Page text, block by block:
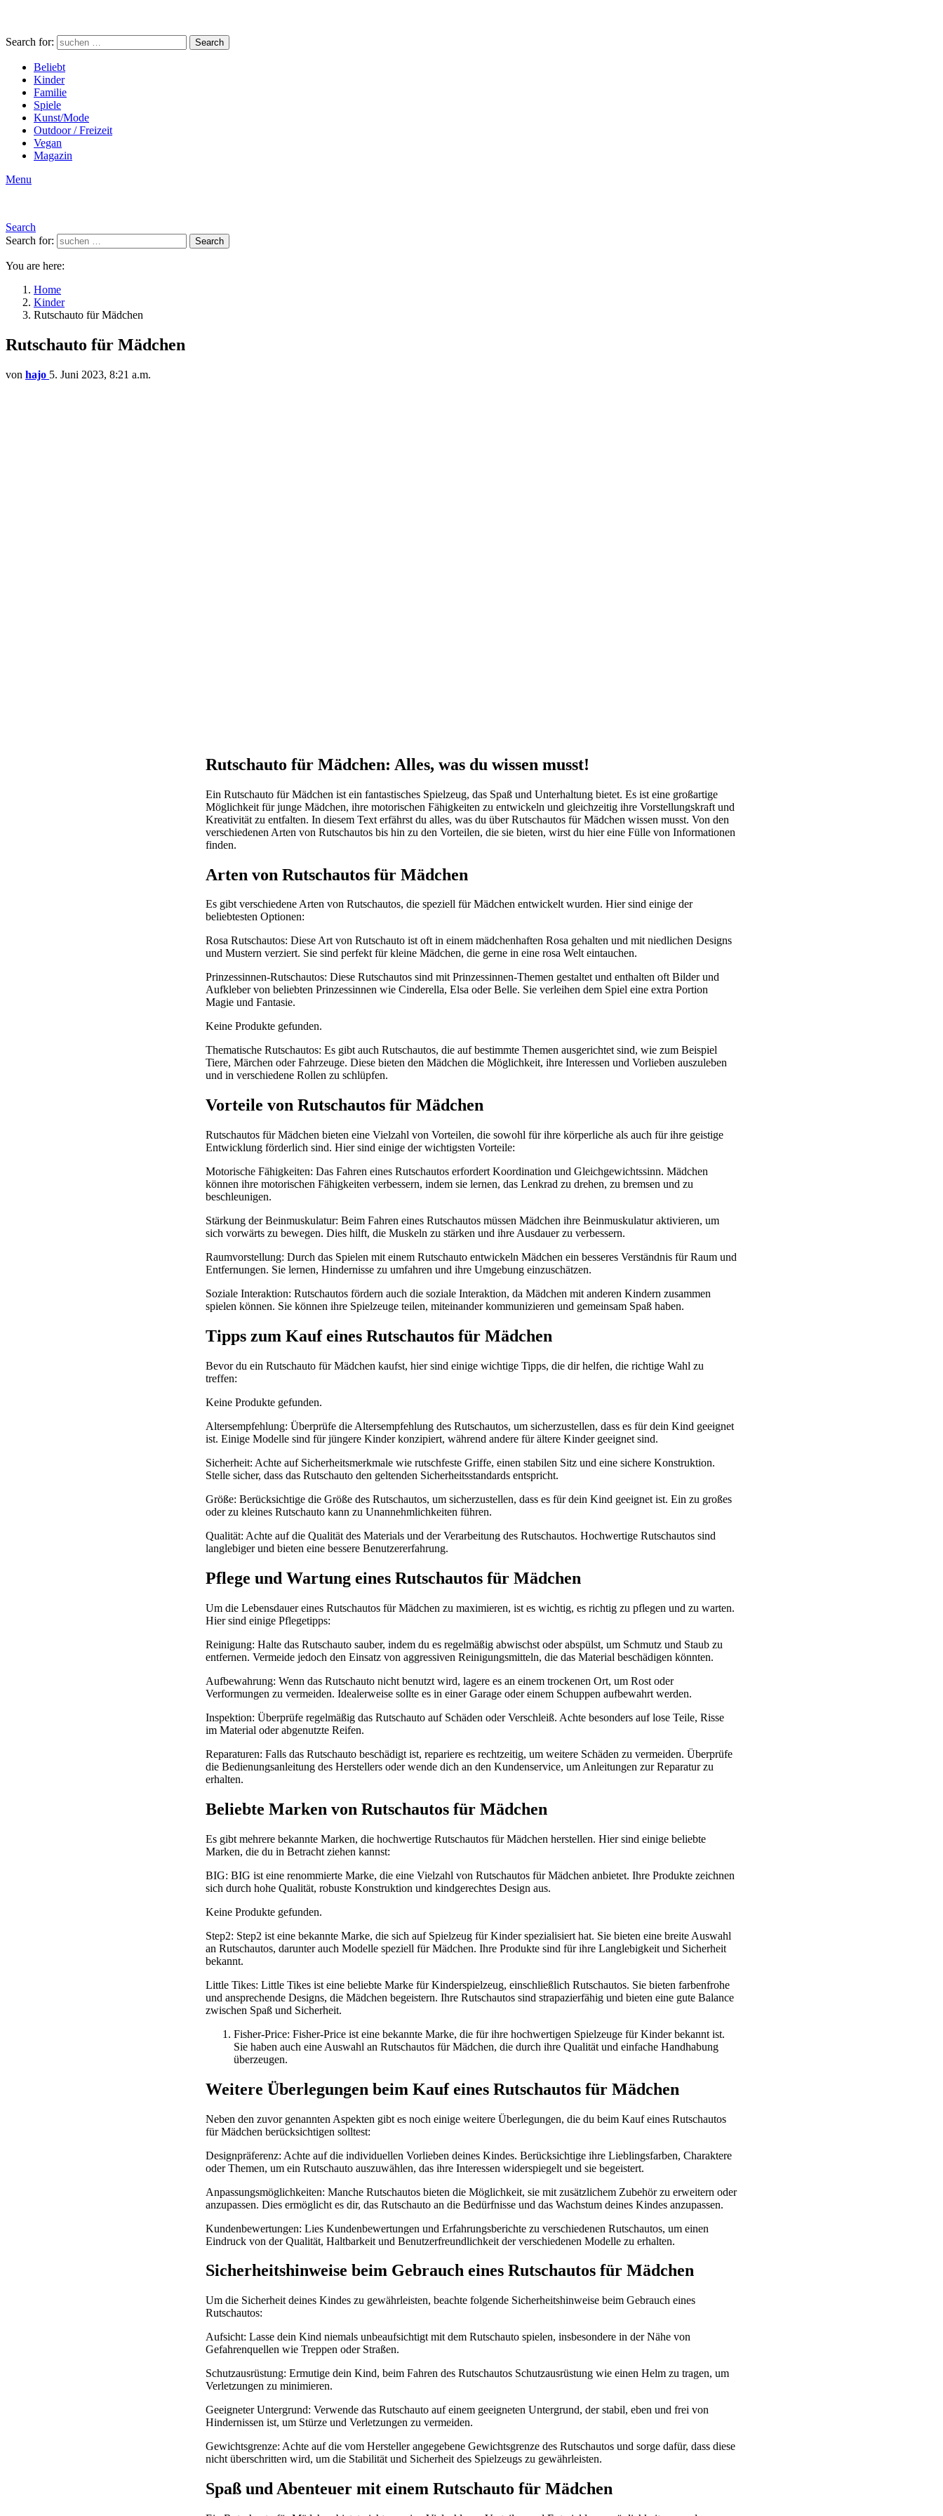
Search for: Search
Beliebt
Kinder
Familie
Spiele
Kunst/Mode
Outdoor / Freizeit
Vegan
Magazin
Menu
Search
Search for:
Search
You are here:
Home
Kinder
Rutschauto für Mädchen
Rutschauto für Mädchen
von hajo 5. Juni 2023, 8:21 a.m.
Rutschauto für Mädchen: Alles, was du wissen musst!
Ein Rutschauto für Mädchen ist ein fantastisches Spielzeug, das Spaß und Unterhaltung bietet. Es ist eine großartige
Möglichkeit für junge Mädchen, ihre motorischen Fähigkeiten zu entwickeln und gleichzeitig ihre Vorstellungskraft und
Kreativität zu entfalten. In diesem Text erfährst du alles, was du über Rutschautos für Mädchen wissen musst. Von den
verschiedenen Arten von Rutschautos bis hin zu den Vorteilen, die sie bieten, wirst du hier eine Fülle von Informationen
finden.
Arten von Rutschautos für Mädchen
Es gibt verschiedene Arten von Rutschautos, die speziell für Mädchen entwickelt wurden. Hier sind einige der
beliebtesten Optionen:
Rosa Rutschautos: Diese Art von Rutschauto ist oft in einem mädchenhaften Rosa gehalten und mit niedlichen Designs
und Mustern verziert. Sie sind perfekt für kleine Mädchen, die gerne in eine rosa Welt eintauchen.
Prinzessinnen-Rutschautos: Diese Rutschautos sind mit Prinzessinnen-Themen gestaltet und enthalten oft Bilder und
Aufkleber von beliebten Prinzessinnen wie Cinderella, Elsa oder Belle. Sie verleihen dem Spiel eine extra Portion
Magie und Fantasie.
Keine Produkte gefunden.
Thematische Rutschautos: Es gibt auch Rutschautos, die auf bestimmte Themen ausgerichtet sind, wie zum Beispiel
Tiere, Märchen oder Fahrzeuge. Diese bieten den Mädchen die Möglichkeit, ihre Interessen und Vorlieben auszuleben
und in verschiedene Rollen zu schlüpfen.
Vorteile von Rutschautos für Mädchen
Rutschautos für Mädchen bieten eine Vielzahl von Vorteilen, die sowohl für ihre körperliche als auch für ihre geistige
Entwicklung förderlich sind. Hier sind einige der wichtigsten Vorteile:
Motorische Fähigkeiten: Das Fahren eines Rutschautos erfordert Koordination und Gleichgewichtssinn. Mädchen
können ihre motorischen Fähigkeiten verbessern, indem sie lernen, das Lenkrad zu drehen, zu bremsen und zu
beschleunigen.
Stärkung der Beinmuskulatur: Beim Fahren eines Rutschautos müssen Mädchen ihre Beinmuskulatur aktivieren, um
sich vorwärts zu bewegen. Dies hilft, die Muskeln zu stärken und ihre Ausdauer zu verbessern.
Raumvorstellung: Durch das Spielen mit einem Rutschauto entwickeln Mädchen ein besseres Verständnis für Raum und
Entfernungen. Sie lernen, Hindernisse zu umfahren und ihre Umgebung einzuschätzen.
Soziale Interaktion: Rutschautos fördern auch die soziale Interaktion, da Mädchen mit anderen Kindern zusammen
spielen können. Sie können ihre Spielzeuge teilen, miteinander kommunizieren und gemeinsam Spaß haben.
Tipps zum Kauf eines Rutschautos für Mädchen
Bevor du ein Rutschauto für Mädchen kaufst, hier sind einige wichtige Tipps, die dir helfen, die richtige Wahl zu
treffen:
Keine Produkte gefunden.
Altersempfehlung: Überprüfe die Altersempfehlung des Rutschautos, um sicherzustellen, dass es für dein Kind geeignet
ist. Einige Modelle sind für jüngere Kinder konzipiert, während andere für ältere Kinder geeignet sind.
Sicherheit: Achte auf Sicherheitsmerkmale wie rutschfeste Griffe, einen stabilen Sitz und eine sichere Konstruktion.
Stelle sicher, dass das Rutschauto den geltenden Sicherheitsstandards entspricht.
Größe: Berücksichtige die Größe des Rutschautos, um sicherzustellen, dass es für dein Kind geeignet ist. Ein zu großes
oder zu kleines Rutschauto kann zu Unannehmlichkeiten führen.
Qualität: Achte auf die Qualität des Materials und der Verarbeitung des Rutschautos. Hochwertige Rutschautos sind
langlebiger und bieten eine bessere Benutzererfahrung.
Pflege und Wartung eines Rutschautos für Mädchen
Um die Lebensdauer eines Rutschautos für Mädchen zu maximieren, ist es wichtig, es richtig zu pflegen und zu warten.
Hier sind einige Pflegetipps:
Reinigung: Halte das Rutschauto sauber, indem du es regelmäßig abwischst oder abspülst, um Schmutz und Staub zu
entfernen. Vermeide jedoch den Einsatz von aggressiven Reinigungsmitteln, die das Material beschädigen könnten.
Aufbewahrung: Wenn das Rutschauto nicht benutzt wird, lagere es an einem trockenen Ort, um Rost oder
Verformungen zu vermeiden. Idealerweise sollte es in einer Garage oder einem Schuppen aufbewahrt werden.
Inspektion: Überprüfe regelmäßig das Rutschauto auf Schäden oder Verschleiß. Achte besonders auf lose Teile, Risse
im Material oder abgenutzte Reifen.
Reparaturen: Falls das Rutschauto beschädigt ist, repariere es rechtzeitig, um weitere Schäden zu vermeiden. Überprüfe
die Bedienungsanleitung des Herstellers oder wende dich an den Kundenservice, um Anleitungen zur Reparatur zu
erhalten.
Beliebte Marken von Rutschautos für Mädchen
Es gibt mehrere bekannte Marken, die hochwertige Rutschautos für Mädchen herstellen. Hier sind einige beliebte
Marken, die du in Betracht ziehen kannst:
BIG: BIG ist eine renommierte Marke, die eine Vielzahl von Rutschautos für Mädchen anbietet. Ihre Produkte zeichnen
sich durch hohe Qualität, robuste Konstruktion und kindgerechtes Design aus.
Keine Produkte gefunden.
Step2: Step2 ist eine bekannte Marke, die sich auf Spielzeug für Kinder spezialisiert hat. Sie bieten eine breite Auswahl
an Rutschautos, darunter auch Modelle speziell für Mädchen. Ihre Produkte sind für ihre Langlebigkeit und Sicherheit
bekannt.
Little Tikes: Little Tikes ist eine beliebte Marke für Kinderspielzeug, einschließlich Rutschautos. Sie bieten farbenfrohe
und ansprechende Designs, die Mädchen begeistern. Ihre Rutschautos sind strapazierfähig und bieten eine gute Balance
zwischen Spaß und Sicherheit.
Fisher-Price: Fisher-Price ist eine bekannte Marke, die für ihre hochwertigen Spielzeuge für Kinder bekannt ist.
Sie haben auch eine Auswahl an Rutschautos für Mädchen, die durch ihre Qualität und einfache Handhabung
überzeugen.
Weitere Überlegungen beim Kauf eines Rutschautos für Mädchen
Neben den zuvor genannten Aspekten gibt es noch einige weitere Überlegungen, die du beim Kauf eines Rutschautos
für Mädchen berücksichtigen solltest:
Designpräferenz: Achte auf die individuellen Vorlieben deines Kindes. Berücksichtige ihre Lieblingsfarben, Charaktere
oder Themen, um ein Rutschauto auszuwählen, das ihre Interessen widerspiegelt und sie begeistert.
Anpassungsmöglichkeiten: Manche Rutschautos bieten die Möglichkeit, sie mit zusätzlichem Zubehör zu erweitern oder
anzupassen. Dies ermöglicht es dir, das Rutschauto an die Bedürfnisse und das Wachstum deines Kindes anzupassen.
Kundenbewertungen: Lies Kundenbewertungen und Erfahrungsberichte zu verschiedenen Rutschautos, um einen
Eindruck von der Qualität, Haltbarkeit und Benutzerfreundlichkeit der verschiedenen Modelle zu erhalten.
Sicherheitshinweise beim Gebrauch eines Rutschautos für Mädchen
Um die Sicherheit deines Kindes zu gewährleisten, beachte folgende Sicherheitshinweise beim Gebrauch eines
Rutschautos:
Aufsicht: Lasse dein Kind niemals unbeaufsichtigt mit dem Rutschauto spielen, insbesondere in der Nähe von
Gefahrenquellen wie Treppen oder Straßen.
Schutzausrüstung: Ermutige dein Kind, beim Fahren des Rutschautos Schutzausrüstung wie einen Helm zu tragen, um
Verletzungen zu minimieren.
Geeigneter Untergrund: Verwende das Rutschauto auf einem geeigneten Untergrund, der stabil, eben und frei von
Hindernissen ist, um Stürze und Verletzungen zu vermeiden.
Gewichtsgrenze: Achte auf die vom Hersteller angegebene Gewichtsgrenze des Rutschautos und sorge dafür, dass diese
nicht überschritten wird, um die Stabilität und Sicherheit des Spielzeugs zu gewährleisten.
Spaß und Abenteuer mit einem Rutschauto für Mädchen